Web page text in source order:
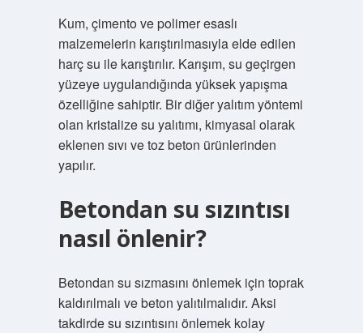
Kum, çimento ve polimer esaslı
malzemelerin karıştırılmasıyla elde edilen
harç su ile karıştırılır. Karışım, su geçirgen
yüzeye uygulandığında yüksek yapışma
özelliğine sahiptir. Bir diğer yalıtım yöntemi
olan kristalize su yalıtımı, kimyasal olarak
eklenen sıvı ve toz beton ürünlerinden
yapılır.
Betondan su sızıntısı
nasıl önlenir?
Betondan su sızmasını önlemek için toprak
kaldırılmalı ve beton yalıtılmalıdır. Aksi
takdirde su sızıntısını önlemek kolay